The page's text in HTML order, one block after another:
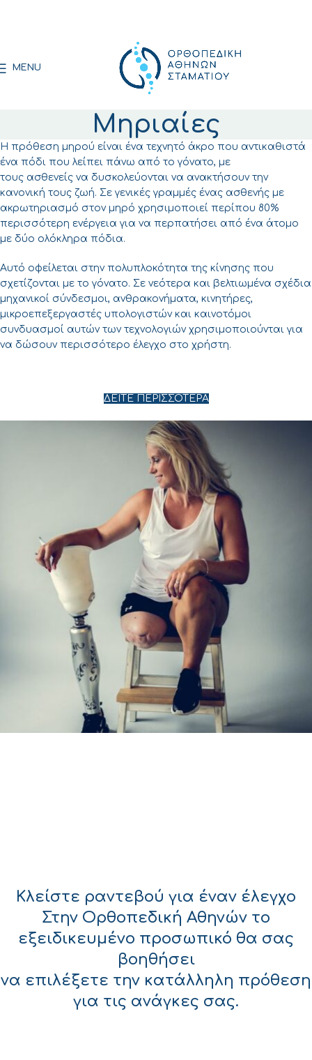
MENU
Μηριαίες
Η πρόθεση μηρού είναι ένα τεχνητό άκρο που αντικαθιστά
ένα πόδι που λείπει πάνω από το γόνατο, με
τους ασθενείς να δυσκολεύονται να ανακτήσουν την
κανονική τους ζωή. Σε γενικές γραμμές ένας ασθενής με
ακρωτηριασμό στον μηρό χρησιμοποιεί περίπου 80%
περισσότερη ενέργεια για να περπατήσει από ένα άτομο
με δύο ολόκληρα πόδια.
Αυτό οφείλεται στην πολυπλοκότητα της κίνησης που
σχετίζονται με το γόνατο. Σε νεότερα και βελτιωμένα σχέδια
μηχανικοί σύνδεσμοι, ανθρακονήματα, κινητήρες,
μικροεπεξεργαστές υπολογιστών και καινοτόμοι
συνδυασμοί αυτών των τεχνολογιών χρησιμοποιούνται για
να δώσουν περισσότερο έλεγχο στο χρήστη.
ΔΕΙΤΕ ΠΕΡΙΣΣΟΤΕΡΑ
Κλείστε ραντεβού για έναν έλεγχο
Στην Ορθοπεδική Αθηνών το
εξειδικευμένο προσωπικό θα σας
βοηθήσει
να επιλέξετε την κατάλληλη πρόθεση
για τις ανάγκες σας.